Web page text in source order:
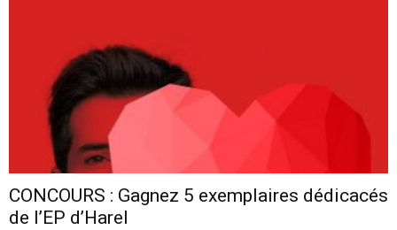
CONCOURS : Gagnez 5 exemplaires dédicacés
de l’EP d’Harel